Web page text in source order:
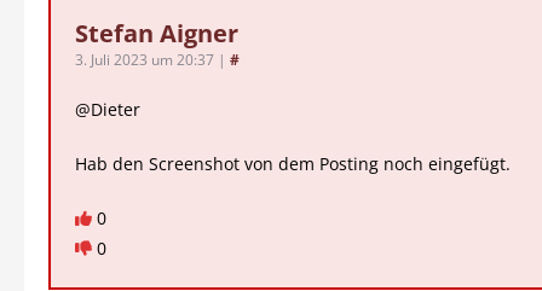
Stefan Aigner
3. Juli 2023 um 20:37 | #
@Dieter
Hab den Screenshot von dem Posting noch eingefügt.
0
0